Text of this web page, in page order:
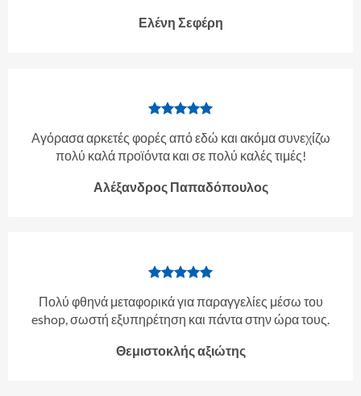
Ελένη Σεφέρη
Αγόρασα αρκετές φορές από εδώ και ακόμα συνεχίζω
πολύ καλά προϊόντα και σε πολύ καλές τιμές!
Αλέξανδρος Παπαδόπουλος
Πολύ φθηνά μεταφορικά για παραγγελίες μέσω του
eshop, σωστή εξυπηρέτηση και πάντα στην ώρα τους.
Θεμιστοκλής αξιώτης